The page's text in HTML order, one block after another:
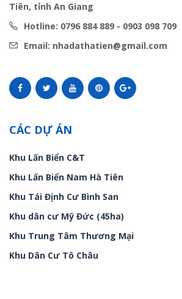
Tiên, tỉnh An Giang
Hotline: 0796 884 889 - 0903 098 709
Email: nhadathatien@gmail.com
CÁC DỰ ÁN
Khu Lấn Biển C&T
Khu Lấn Biển Nam Hà Tiên
Khu Tái Định Cư Bình San
Khu dân cư Mỹ Đức (45ha)
Khu Trung Tâm Thương Mại
Khu Dân Cư Tô Châu